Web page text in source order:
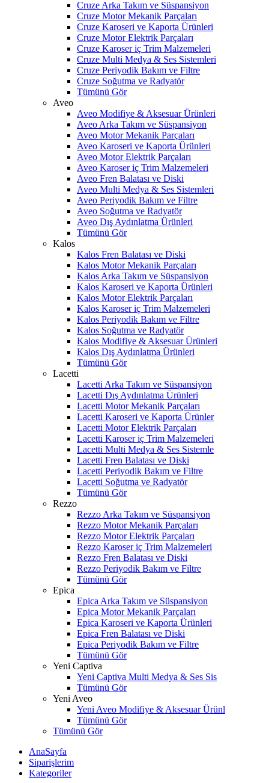
Cruze Arka Takım ve Süspansiyon
Cruze Motor Mekanik Parçaları
Cruze Karoseri ve Kaporta Ürünleri
Cruze Motor Elektrik Parçaları
Cruze Karoser iç Trim Malzemeleri
Cruze Multi Medya & Ses Sistemleri
Cruze Periyodik Bakım ve Filtre
Cruze Soğutma ve Radyatör
Tümünü Gör
Aveo
Aveo Modifiye & Aksesuar Ürünleri
Aveo Arka Takım ve Süspansiyon
Aveo Motor Mekanik Parçaları
Aveo Karoseri ve Kaporta Ürünleri
Aveo Motor Elektrik Parçaları
Aveo Karoser iç Trim Malzemeleri
Aveo Fren Balatası ve Diski
Aveo Multi Medya & Ses Sistemleri
Aveo Periyodik Bakım ve Filtre
Aveo Soğutma ve Radyatör
Aveo Dış Aydınlatma Ürünleri
Tümünü Gör
Kalos
Kalos Fren Balatası ve Diski
Kalos Motor Mekanik Parçaları
Kalos Arka Takım ve Süspansiyon
Kalos Karoseri ve Kaporta Ürünleri
Kalos Motor Elektrik Parçaları
Kalos Karoser iç Trim Malzemeleri
Kalos Periyodik Bakım ve Filtre
Kalos Soğutma ve Radyatör
Kalos Modifiye & Aksesuar Ürünleri
Kalos Dış Aydınlatma Ürünleri
Tümünü Gör
Lacetti
Lacetti Arka Takım ve Süspansiyon
Lacetti Dış Aydınlatma Ürünleri
Lacetti Motor Mekanik Parçaları
Lacetti Karoseri ve Kaporta Ürünler
Lacetti Motor Elektrik Parçaları
Lacetti Karoser iç Trim Malzemeleri
Lacetti Multi Medya & Ses Sistemle
Lacetti Fren Balatası ve Diski
Lacetti Periyodik Bakım ve Filtre
Lacetti Soğutma ve Radyatör
Tümünü Gör
Rezzo
Rezzo Arka Takım ve Süspansiyon
Rezzo Motor Mekanik Parçaları
Rezzo Motor Elektrik Parçaları
Rezzo Karoser iç Trim Malzemeleri
Rezzo Fren Balatası ve Diski
Rezzo Periyodik Bakım ve Filtre
Tümünü Gör
Epica
Epica Arka Takım ve Süspansiyon
Epica Motor Mekanik Parçaları
Epica Karoseri ve Kaporta Ürünleri
Epica Fren Balatası ve Diski
Epica Periyodik Bakım ve Filtre
Tümünü Gör
Yeni Captiva
Yeni Captiva Multi Medya & Ses Sis
Tümünü Gör
Yeni Aveo
Yeni Aveo Modifiye & Aksesuar Ürünl
Tümünü Gör
Tümünü Gör
AnaSayfa
Siparişlerim
Kategoriler